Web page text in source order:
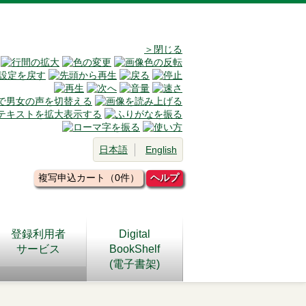
＞閉じる
日本語 English
複写申込カート（0件） ヘルプ
登録利用者
サービス
Digital
BookShelf
(電子書架)